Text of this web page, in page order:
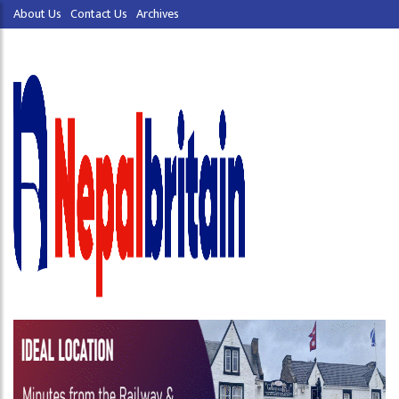
About Us Contact Us Archives